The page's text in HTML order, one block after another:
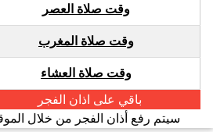
وقت صلاة العصر
وقت صلاة المغرب
وقت صلاة العشاء
باقي على اذان الفجر
سيتم رفع أذان الفجر من خلال